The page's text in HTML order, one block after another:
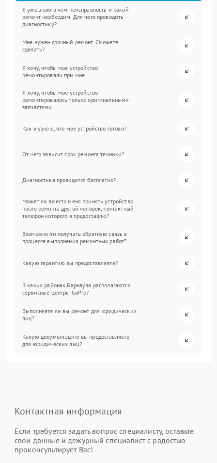
Я уже знаю в чем неисправность и какой
ремонт необходим. Для чего проводить
диагностику?
Мне нужен срочный ремонт. Сможете
сделать?
Я хочу, чтобы мое устройство
ремонтировали при мне.
Я хочу, чтобы мое устройство
ремонтировалось только оригинальными
запчастями.
Как я узнаю, что мое устройство готово?
От чего зависит срок ремонта техники?
Диагностика проводится бесплатно?
Может ли вместо меня принять устройство
после ремонта другой человек, контактный
телефон которого я предоставлю?
Возможно ли получать обратную связь в
процессе выполнения ремонтных работ?
Какую гарантию вы предоставляете?
В каких районах Барнаула располагаются
сервисные центры GoPro?
Выполняете ли вы ремонт для юридических
лиц?
Какую документацию вы предоставляете
для юридических лиц?
Контактная информация
Если требуется задать вопрос специалисту, оставьте
свои данные и дежурный специалист с радостью
проконсультирует Вас!